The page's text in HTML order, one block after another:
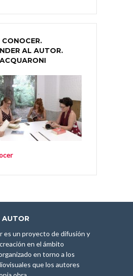
AL AUTOR.
AUTOR
es un proyecto de difusión y
en el ámbito
en torno a los
que los autores